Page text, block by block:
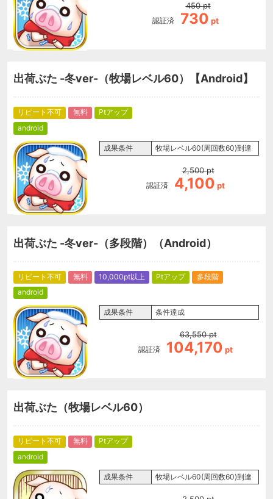
認証済
450 pt
730 pt
出荷ぶた -冬ver-（牧場レベル60）【Android】
リピート不可 無料
Ptアップ
android
成果条件 牧場レベル60(周回数60)到達
認証済
2,500 pt
4,100 pt
出荷ぶた -冬ver-（多段階）（Android）
リピート不可 無料 10,000pt以上 Ptアップ
多段階
android
成果条件 条件達成
認証済
63,550 pt
104,170 pt
出荷ぶた（牧場レベル60）
リピート不可 無料
Ptアップ
android
成果条件 牧場レベル60(周回数60)到達